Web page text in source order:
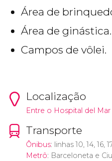
Área de
Área de ginástica.
Campos de vôlei.
Localização
Entre o Hospital del Mar
Transporte
Ônibus: linhas 10, 14, 16,
Metrô: Barceloneta e